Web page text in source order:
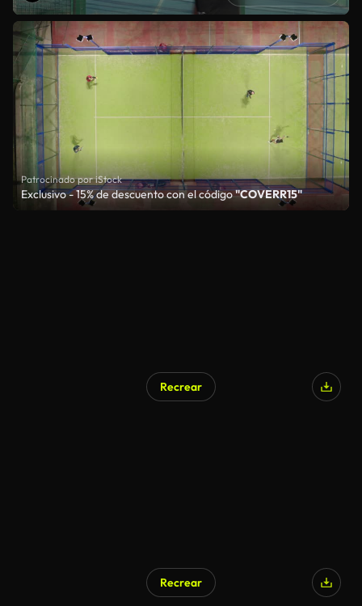
Patrocinado por iStock
Exclusivo - 15% de descuento con el código"COVERR15"
Recrear
Recrear